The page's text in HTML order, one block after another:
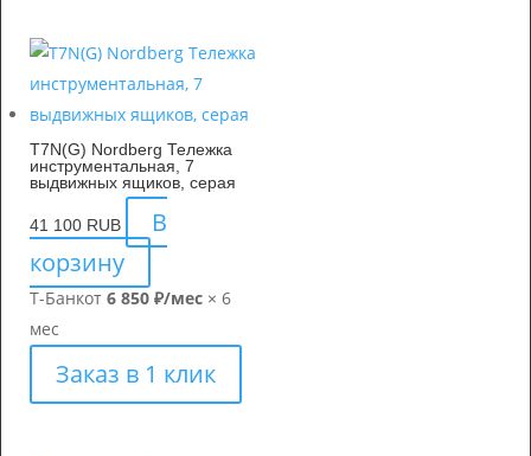
T7N(G) Nordberg Тележка
инструментальная, 7
выдвижных ящиков, серая
41 100 RUB
В
корзину
Т-Банкот 6 850 ₽/мес × 6
мес
Заказ в 1 клик